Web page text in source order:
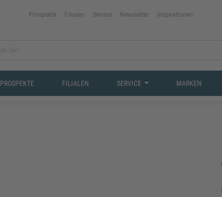
Prospekte Filialen Service Newsletter Inspirationen
PROSPEKTE FILIALEN SERVICE MARKEN